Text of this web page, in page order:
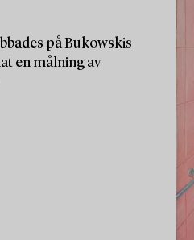
på Bukowskis
en målning av